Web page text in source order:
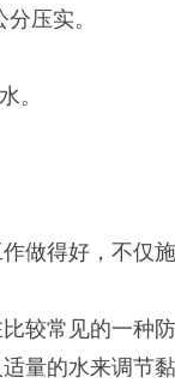
压实。
。
得好，不仅施
常见的一种防
量的水来调节